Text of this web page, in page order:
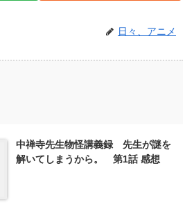
日々、アニメ
中禅寺先生物怪講義録 先生が謎を
解いてしまうから。 第1話 感想